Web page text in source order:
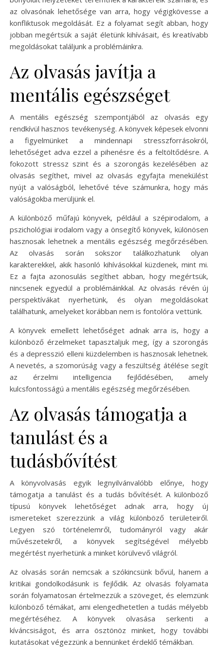
az olvasónak lehetősége van arra, hogy végigkövesse a
konfliktusok megoldását. Ez a folyamat segít abban, hogy
jobban megértsük a saját életünk kihívásait, és kreatívabb
megoldásokat találjunk a problémáinkra.
Az olvasás javítja a
mentális egészséget
A mentális egészség szempontjából az olvasás egy
rendkívül hasznos tevékenység. A könyvek képesek elvonni
a figyelmünket a mindennapi stresszforrásokról,
lehetőséget adva ezzel a pihenésre és a feltöltődésre. A
fokozott stressz szint és a szorongás kezelésében az
olvasás segíthet, mivel az olvasás egyfajta menekülést
nyújt a valóságból, lehetővé téve számunkra, hogy más
valóságokba merüljünk el.
A különböző műfajú könyvek, például a szépirodalom, a
pszichológiai irodalom vagy a önsegítő könyvek, különösen
hasznosak lehetnek a mentális egészség megőrzésében.
Az olvasás során sokszor találkozhatunk olyan
karakterekkel, akik hasonló kihívásokkal küzdenek, mint mi.
Ez a fajta azonosulás segíthet abban, hogy megértsük,
nincsenek egyedül a problémáinkkal. Az olvasás révén új
perspektívákat nyerhetünk, és olyan megoldásokat
találhatunk, amelyeket korábban nem is fontolóra vettünk.
A könyvek emellett lehetőséget adnak arra is, hogy a
különböző érzelmeket tapasztaljuk meg, így a szorongás
és a depresszió elleni küzdelemben is hasznosak lehetnek.
A nevetés, a szomorúság vagy a feszültség átélése segít
az érzelmi intelligencia fejlődésében, amely
kulcsfontosságú a mentális egészség megőrzésében.
Az olvasás támogatja a
tanulást és a
tudásbővítést
A könyvolvasás egyik legnyilvánvalóbb előnye, hogy
támogatja a tanulást és a tudás bővítését. A különböző
típusú könyvek lehetőséget adnak arra, hogy új
ismereteket szerezzünk a világ különböző területeiről.
Legyen szó történelemről, tudományról vagy akár
művészetekről, a könyvek segítségével mélyebb
megértést nyerhetünk a minket körülvevő világról.
Az olvasás során nemcsak a szókincsünk bővül, hanem a
kritikai gondolkodásunk is fejlődik. Az olvasás folyamata
során folyamatosan értelmezzük a szöveget, és elemzünk
különböző témákat, ami elengedhetetlen a tudás mélyebb
megértéséhez. A könyvek olvasása serkenti a
kíváncsiságot, és arra ösztönöz minket, hogy további
kutatásokat végezzünk a bennünket érdeklő témákban.